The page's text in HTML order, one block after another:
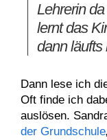
Lehrerin
lernt das
dann läufts
Dann lese ich
Oft finde ich
auslösen.
der Grundschule